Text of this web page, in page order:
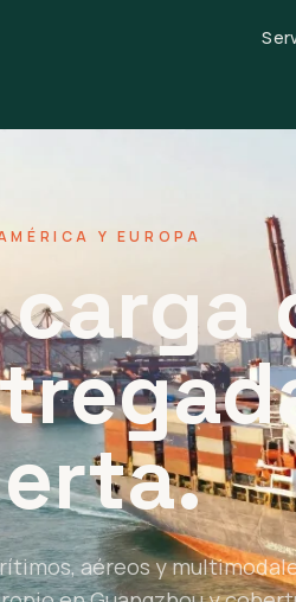
Y EUROPA
carga
aéreos y